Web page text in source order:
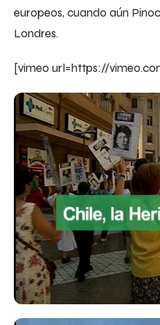
europeos, cuando aún
Londres.
[vimeo url=https://